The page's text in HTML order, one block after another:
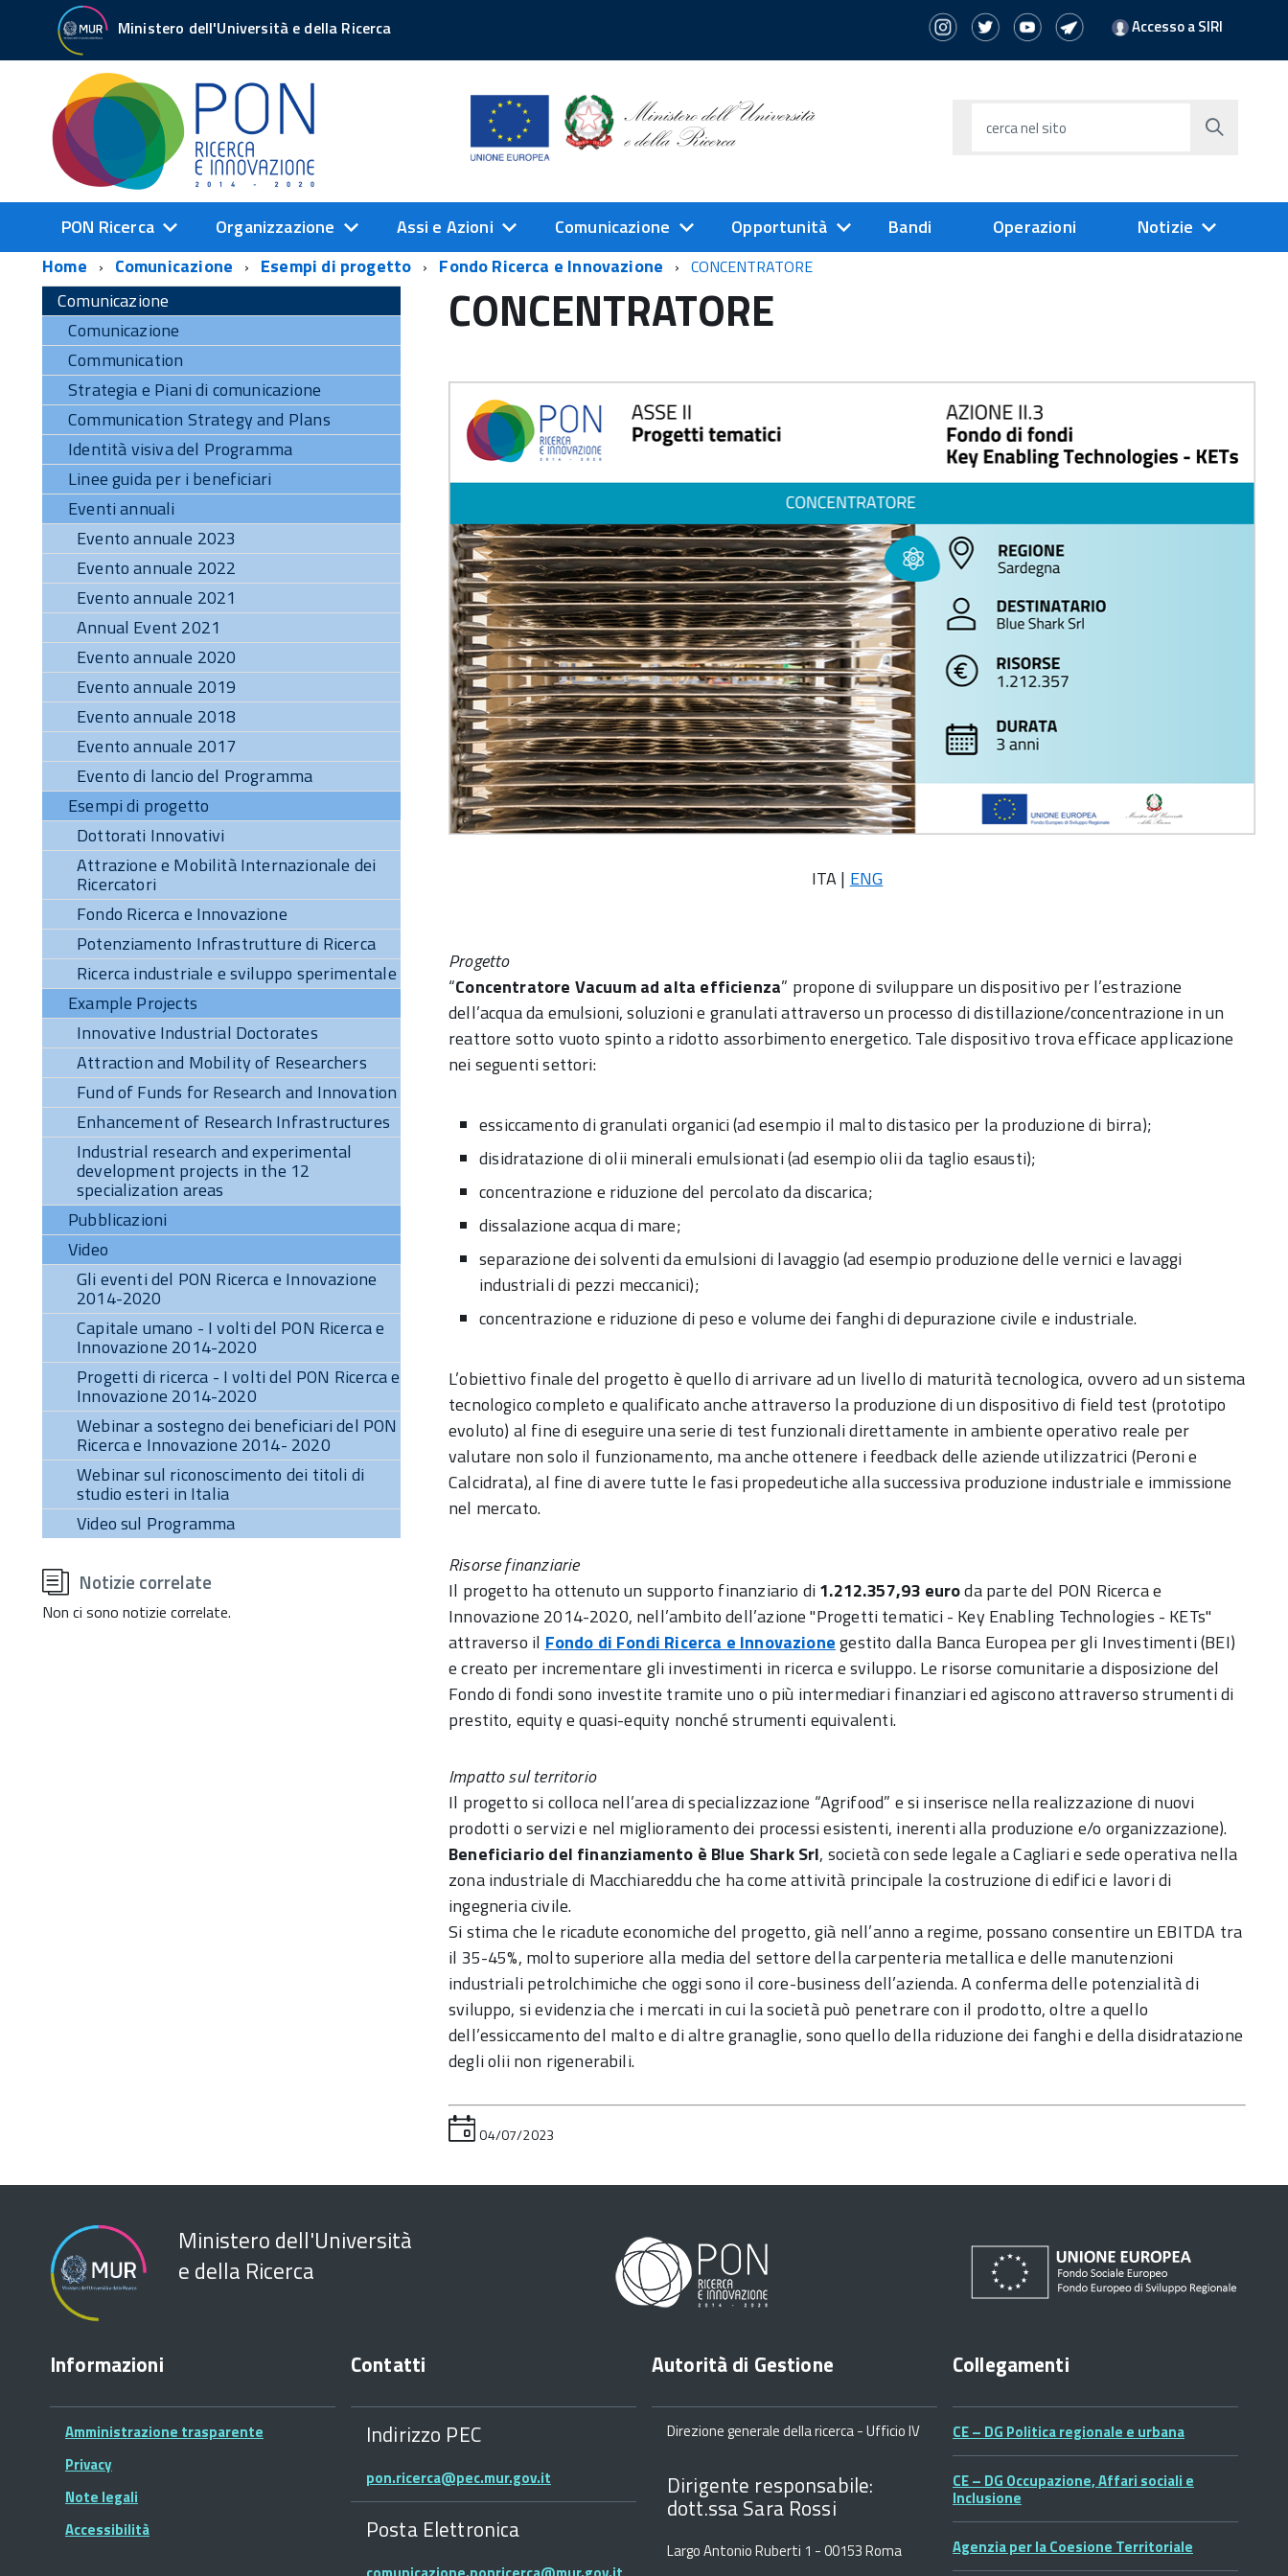
Ministero dell'Università e della Ricerca Accesso a SIRI
cerca nel sito
PON Ricerca Organizzazione Assi e Azioni Comunicazione Opportunità Bandi Operazioni
Notizie
Home
Comunicazione Esempi di progetto Fondo Ricerca e Innovazione CONCENTRATORE
Comunicazione
Comunicazione
Communication
Strategia e Piani di comunicazione
Communication Strategy and Plans
Identità visiva del Programma
Linee guida per i beneficiari
Eventi annuali
Evento annuale 2023
Evento annuale 2022
Evento annuale 2021
Annual Event 2021
Evento annuale 2020
Evento annuale 2019
Evento annuale 2018
Evento annuale 2017
Evento di lancio del Programma
Esempi di progetto
Dottorati Innovativi
Attrazione e Mobilità Internazionale dei
Ricercatori
Fondo Ricerca e Innovazione
Potenziamento Infrastrutture di Ricerca
Ricerca industriale e sviluppo sperimentale
Example Projects
Innovative Industrial Doctorates
Attraction and Mobility of Researchers
Fund of Funds for Research and Innovation
Enhancement of Research Infrastructures
Industrial research and experimental
development projects in the 12
specialization areas
Pubblicazioni
Video
Gli eventi del PON Ricerca e Innovazione
2014-2020
Capitale umano - I volti del PON Ricerca e
Innovazione 2014-2020
Progetti di ricerca - I volti del PON Ricerca e
Innovazione 2014-2020
Webinar a sostegno dei beneficiari del PON
Ricerca e Innovazione 2014- 2020
Webinar sul riconoscimento dei titoli di
studio esteri in Italia
Video sul Programma
all'inizio
del
contenuto
Notizie correlate
Non ci sono notizie correlate.
CONCENTRATORE
ITA | ENG
Progetto
“Concentratore Vacuum ad alta efficienza” propone di sviluppare un dispositivo per l’estrazione
dell’acqua da emulsioni, soluzioni e granulati attraverso un processo di distillazione/concentrazione in un
reattore sotto vuoto spinto a ridotto assorbimento energetico. Tale dispositivo trova efficace applicazione
nei seguenti settori:
essiccamento di granulati organici (ad esempio il malto distasico per la produzione di birra);
disidratazione di olii minerali emulsionati (ad esempio olii da taglio esausti);
concentrazione e riduzione del percolato da discarica;
dissalazione acqua di mare;
separazione dei solventi da emulsioni di lavaggio (ad esempio produzione delle vernici e lavaggi
industriali di pezzi meccanici);
concentrazione e riduzione di peso e volume dei fanghi di depurazione civile e industriale.
L’obiettivo finale del progetto è quello di arrivare ad un livello di maturità tecnologica, ovvero ad un sistema
tecnologico completo e qualificato anche attraverso la produzione di un dispositivo di field test (prototipo
evoluto) al fine di eseguire una serie di test funzionali direttamente in ambiente operativo reale per
valutare non solo il funzionamento, ma anche ottenere i feedback delle aziende utilizzatrici (Peroni e
Calcidrata), al fine di avere tutte le fasi propedeutiche alla successiva produzione industriale e immissione
nel mercato.
Risorse finanziarie
Il progetto ha ottenuto un supporto finanziario di1.212.357,93 euroda parte del PON Ricerca e
Innovazione 2014-2020, nell’ambito dell’azione "Progetti tematici - Key Enabling Technologies - KETs"
attraverso il Fondo di Fondi Ricerca e Innovazionegestito dalla Banca Europea per gli Investimenti (BEI)
e creato per incrementare gli investimenti in ricerca e sviluppo. Le risorse comunitarie a disposizione del
Fondo di fondi sono investite tramite uno o più intermediari finanziari ed agiscono attraverso strumenti di
prestito, equity e quasi-equity nonché strumenti equivalenti.
Impatto sul territorio
Il progetto si colloca nell’area di specializzazione “Agrifood” e si inserisce nella realizzazione di nuovi
prodotti o servizi e nel miglioramento dei processi esistenti, inerenti alla produzione e/o organizzazione).
Beneficiario del finanziamento è Blue Shark Srl, società con sede legale a Cagliari e sede operativa nella
zona industriale di Macchiareddu che ha come attività principale la costruzione di edifici e lavori di
ingegneria civile.
Si stima che le ricadute economiche del progetto, già nell’anno a regime, possano consentire un EBITDA tra
il 35-45%, molto superiore alla media del settore della carpenteria metallica e delle manutenzioni
industriali petrolchimiche che oggi sono il core-business dell’azienda. A conferma delle potenzialità di
sviluppo, si evidenzia che i mercati in cui la società può penetrare con il prodotto, oltre a quello
dell’essiccamento del malto e di altre granaglie, sono quello della riduzione dei fanghi e della disidratazione
degli olii non rigenerabili.
04/07/2023
Ministero dell'Università
e della Ricerca
Informazioni
Amministrazione trasparente
Privacy
Note legali
Accessibilità
Contatti
Indirizzo PEC
pon.ricerca@pec.mur.gov.it
Posta Elettronica
Autorità di Gestione
Direzione generale della ricerca - Ufficio IV
Dirigente responsabile:
dott.ssa Sara Rossi
Largo Antonio Ruberti 1 - 00153 Roma
Collegamenti
CE – DG Politica regionale e urbana
CE – DG Occupazione, Affari sociali e
Inclusione
Agenzia per la Coesione Territoriale